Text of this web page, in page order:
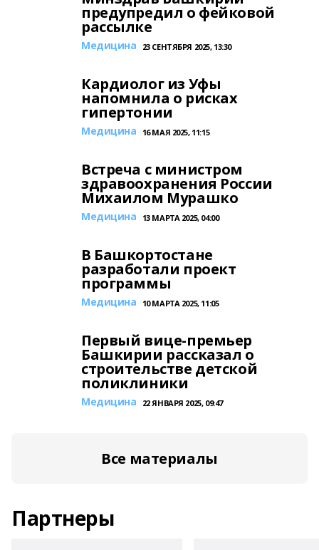
предупредил о фейковой
рассылке
Медицина 23 СЕНТЯБРЯ 2025, 13:30
Кардиолог из Уфы
напомнила о рисках
гипертонии
Медицина 16 МАЯ 2025, 11:15
Встреча с министром
здравоохранения России
Михаилом Мурашко
Медицина 13 МАРТА 2025, 04:00
В Башкортостане
разработали проект
программы
Медицина 10 МАРТА 2025, 11:05
Первый вице-премьер
Башкирии рассказал о
строительстве детской
поликлиники
Медицина 22 ЯНВАРЯ 2025, 09:47
Все материалы
Партнеры